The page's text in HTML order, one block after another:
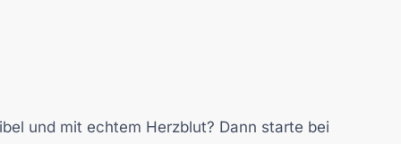
und mit echtem Herzblut? Dann starte bei